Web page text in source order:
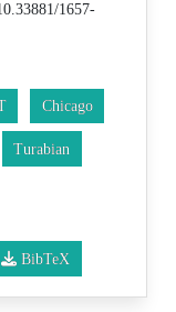
1657-
Chicago
Turabian
BibTeX